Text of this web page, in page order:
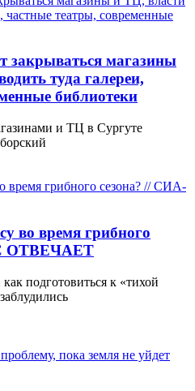
закрываться магазины
туда галереи,
библиотеки
и ТЦ в Сургуте
во время грибного
ОТВЕЧАЕТ
подготовиться к «тихой